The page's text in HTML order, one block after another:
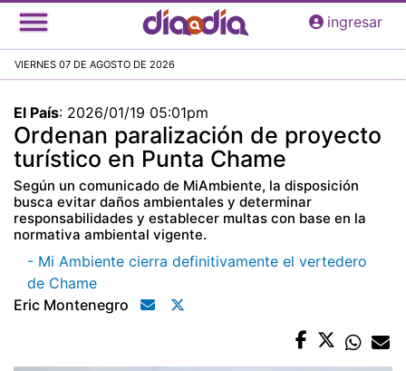
Pasar
al
principal
ingresar
VIERNES 07 DE AGOSTO DE 2026
El País: 2026/01/19 05:01pm
Ordenan paralización de proyecto
turístico en Punta Chame
Según un comunicado de MiAmbiente, la disposición
busca evitar daños ambientales y determinar
responsabilidades y establecer multas con base en la
normativa ambiental vigente.
- Mi Ambiente cierra definitivamente el vertedero
de Chame
Eric Montenegro